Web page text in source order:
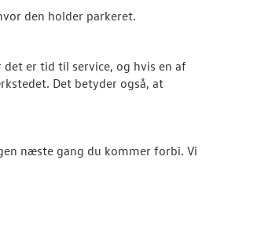
den holder parkeret.
er tid til service, og hvis en af
Det betyder også, at
næste gang du kommer forbi. Vi